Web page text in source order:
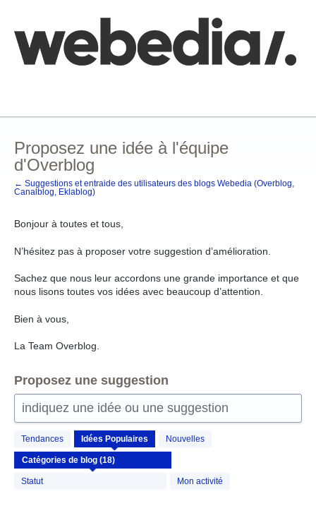
contenu
Proposez une idée à l'équipe
d'Overblog
← Suggestions et entraide des utilisateurs des blogs Webedia (Overblog,
Canalblog, Eklablog)
Bonjour à toutes et tous,
N’hésitez pas à proposer votre suggestion d’amélioration.
Sachez que nous leur accordons une grande importance et que
nous lisons toutes vos idées avec beaucoup d’attention.
Bien à vous,
La Team Overblog.
Proposez une suggestion
indiquez une idée ou une suggestion
Tendances Idées Populaires Nouvelles
Statut Mon activité
18
résultats
trouvés